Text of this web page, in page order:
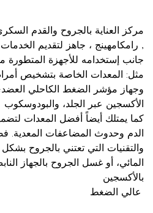
مركز العناية بالجروح والقدم
, رامكامهينج ، جاهز لتقديم
جانب إستخدامه للأجهزة
مثل: المعدات الخاصة بتشخيص
وجهاز مؤشر الضغط الكاحلي
الأكسجين عبر الجلد، والبودوسكوب
كما يمتلك أيضاً أفضل المعدات
الدم وحدوث المضاعفات المعدية.
والتقنيات التي تعتني بالجروح
المائي، أو غسل الجروح بالجهاز
بالأكسجين